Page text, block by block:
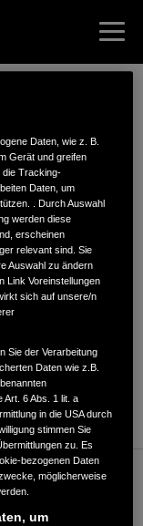
Daten, wie z. B.
Gerät und greifen
die Tracking-
Daten, um
. Durch Auswahl
werden diese
erscheinen
relevant sind. Sie
Auswahl zu ändern
Link Voreinstellungen
sich auf unsere/n
Sie der Verarbeitung
Daten wie z.B.
Art. 6 Abs. 1 lit. a
in die USA durch
stimmen Sie
zu. Es
bezogenen Daten
möglicherweise
um